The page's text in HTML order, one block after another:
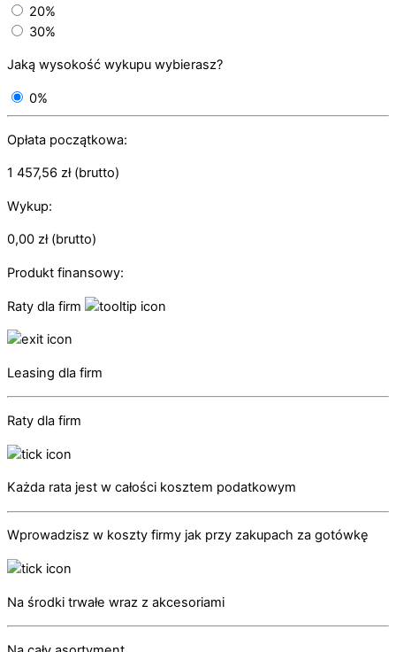
20%
30%
Jaką wysokość wykupu wybierasz?
0%
Opłata początkowa:
1 457,56 zł(brutto)
Wykup:
0,00 zł(brutto)
Produkt finansowy:
Raty dla firm
Leasing dla firm
Raty dla firm
Każda rata jest w całości kosztem podatkowym
Wprowadzisz w koszty firmy jak przy zakupach za gotówkę
Na środki trwałe wraz z akcesoriami